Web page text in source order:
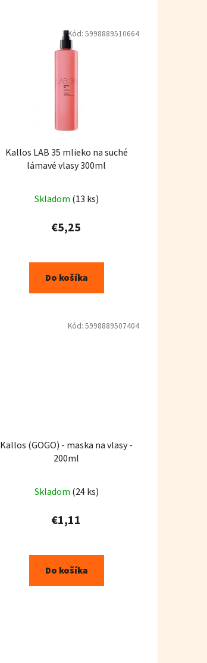
Kallos LAB 35 mlieko na suché
lámavé vlasy 300ml
Skladom (13 ks)
€5,25
Do košíka
Kód: 5998889510664
Kallos (GOGO) - maska ​​na vlasy -
200ml
Skladom (24 ks)
€1,11
Do košíka
Kód: 5998889507404